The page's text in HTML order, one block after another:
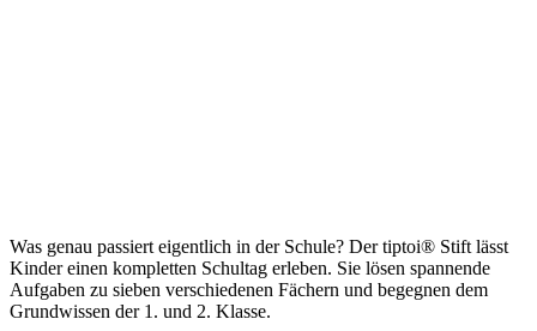
Was genau passiert eigentlich in der Schule? Der tiptoi® Stift lässt
Kinder einen kompletten Schultag erleben. Sie lösen spannende
Aufgaben zu sieben verschiedenen Fächern und begegnen dem
Grundwissen der 1. und 2. Klasse.